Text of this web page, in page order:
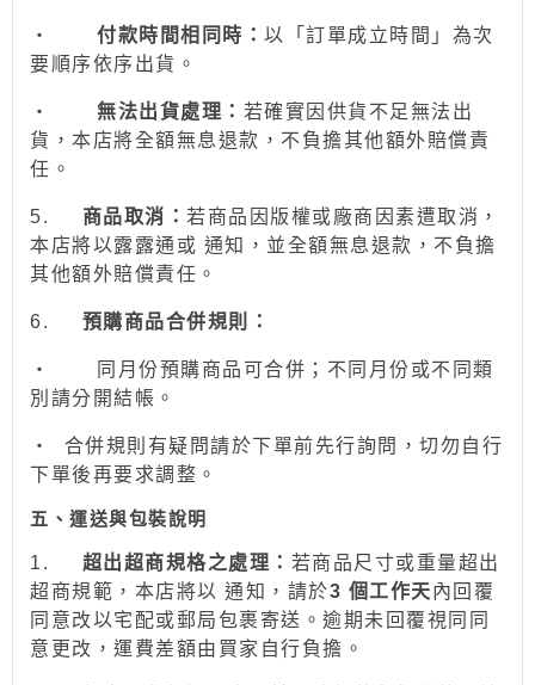
‧ 付款時間相同時： 以「訂單成立時間」為次
要順序依序出貨。
‧ 無法出貨處理： 若確實因供貨不足無法出
貨，本店將全額無息退款，不負擔其他額外賠償責
任。
5. 商品取消： 若商品因版權或廠商因素遭取消，
本店將以露露通或 通知，並全額無息退款 ，不負擔
其他額外賠償責任。
6. 預購商品合併規則：
‧
同月份預購商品可合併；不同月份或不同類
別請分開結帳。
‧ 合併規則有疑問請於下單前先行詢問，切勿自行
下單後再要求調整。
五、運送與包裝說明
1. 超出超商規格之處理： 若商品尺寸或重量超出
超商規範，本店將以 通知，請於3 個工作天內回覆
同意改以宅配或郵局包裹寄送。逾期未回覆視同同
意更改，運費差額由買家自行負擔。